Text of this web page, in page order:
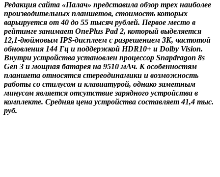
Редакция сайта «Палач» представила обзор трех наиболее
производительных планшетов, стоимость которых
варьируется от 40 до 55 тысяч рублей. Первое место в
рейтинге занимает OnePlus Pad 2, который выделяется
12,1-дюймовым IPS-дисплеем с разрешением 3K, частотой
обновления 144 Гц и поддержкой HDR10+ и Dolby Vision.
Внутри устройства установлен процессор Snapdragon 8s
Gen 3 и мощная батарея на 9510 мАч. К особенностям
планшета относятся стереодинамики и возможность
работы со стилусом и клавиатурой, однако заметным
минусом является отсутствие зарядного устройства в
комплекте. Средняя цена устройства составляет 41,4 тыс.
руб.